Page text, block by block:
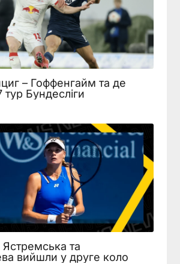
– Гоффенгайм та де
Бундесліги
та
вийшли у друге коло